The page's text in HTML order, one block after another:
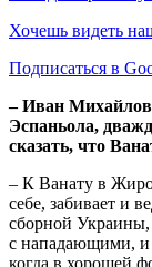
Хочешь видеть
Подписаться в
– Иван
Эспаньола,
сказать, что
– К Ванату в
себе, забивает и
сборной Украины,
с нападающими, и